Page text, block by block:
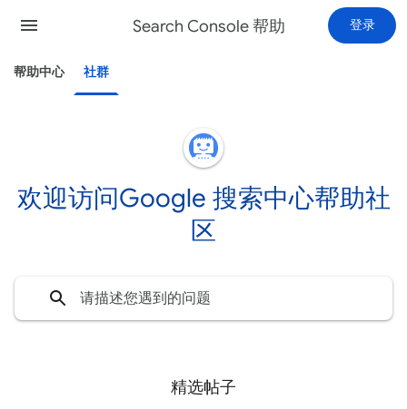
Search Console 帮助 登录
帮助中心 社群
欢迎访问Google 搜索中心帮助社
区
精选帖子